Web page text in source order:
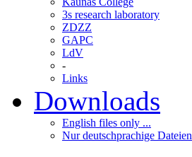
3s research laboratory
ZDZZ
GAPC
LdV
-
Links
Downloads
English files only ...
Nur deutschprachige Dateien